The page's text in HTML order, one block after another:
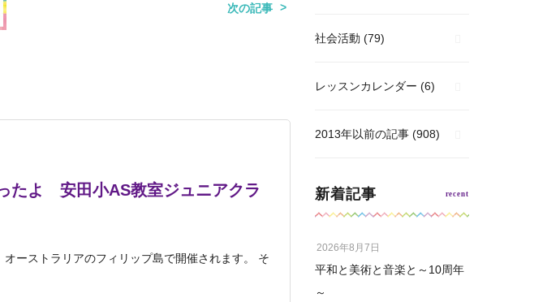
次の記事
たよ 安田小AS教室ジュニアクラ
ーストラリアのフィリップ島で開催されます。 そ
社会活動 (79)
レッスンカレンダー (6)
2013年以前の記事 (908)
新着記事
平和と美術と音楽と～10周年
～
2026年8月7日